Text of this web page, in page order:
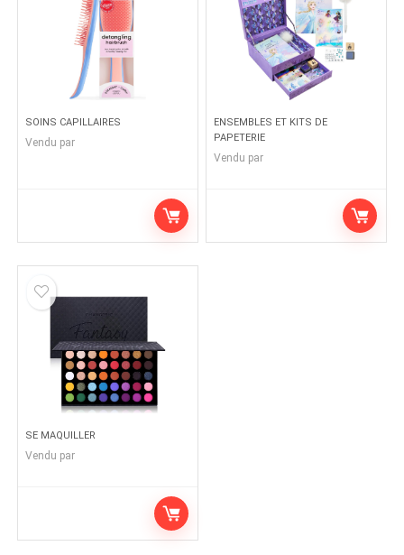
SOINS CAPILLAIRES
Vendu par
ENSEMBLES ET KITS DE
PAPETERIE
Vendu par
SE MAQUILLER
Vendu par